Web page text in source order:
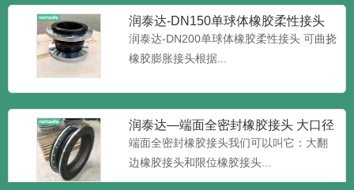
润泰达-DN150单球体橡胶柔性接头
可曲挠橡胶膨胀接头
润泰达-DN200单球体橡胶柔性接头 可曲挠
橡胶膨胀接头根据...
润泰达—端面全密封橡胶接头 大口径
加限位橡胶接头 大翻边橡
端面全密封橡胶接头我们可以叫它：大翻
边橡胶接头和限位橡胶接头...